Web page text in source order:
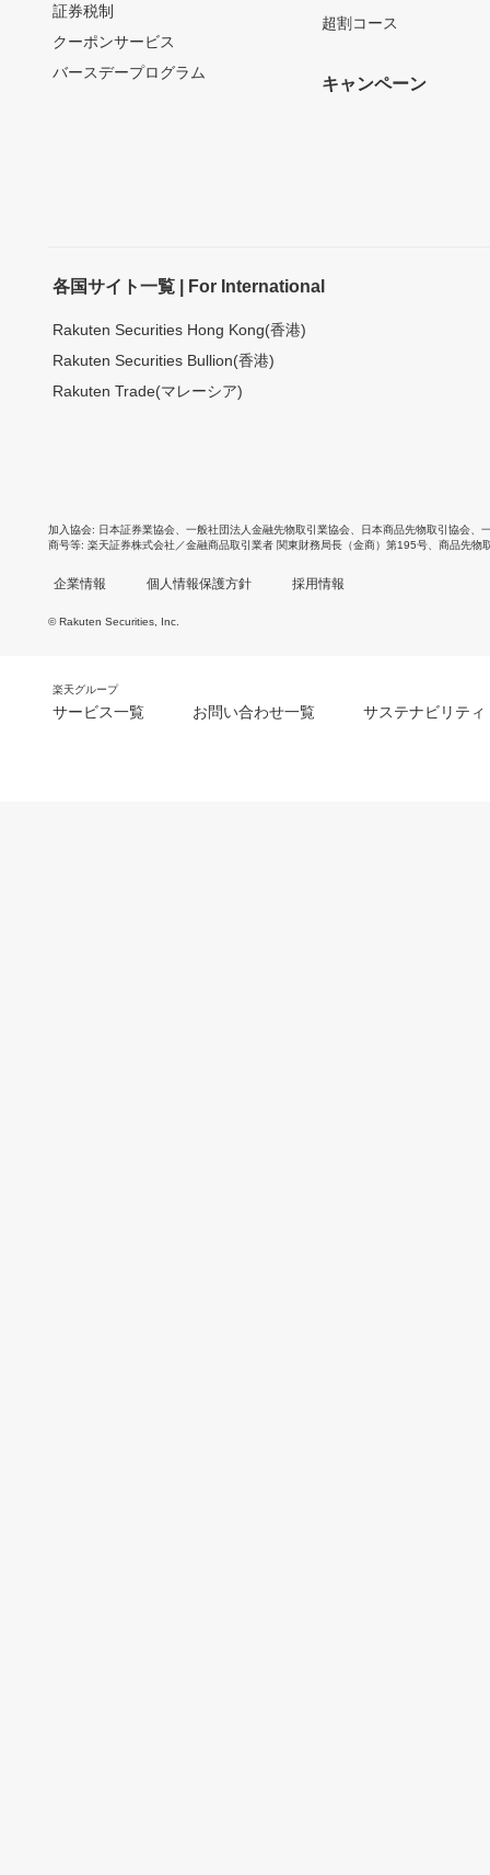
証券税制
クーポンサービス
バースデープログラム
超割コース
キャンペーン
各国サイト一覧 | For International
Rakuten Securities Hong Kong(香港)
Rakuten Securities Bullion(香港)
Rakuten Trade(マレーシア)
加入協会 日本証券業協会 一般社団法人金融先物取引業協会 日本商品先物取引協会
商号等 楽天証券株式会社／金融商品取引業者 関東財務局長（金商）第195号、商品先物
企業情報 個人情報保護方針 採用情報
© Rakuten Securities, Inc.
楽天グループ
サービス一覧 お問い合わせ一覧 サステナビリティ